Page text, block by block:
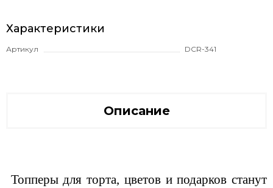
Характеристики
Артикул DCR-341
Описание
Топперы для торта, цветов и подарков станут